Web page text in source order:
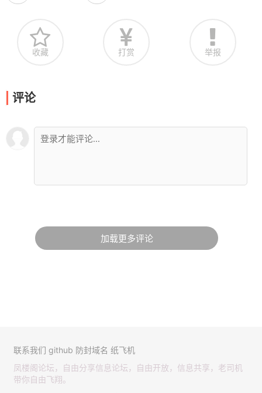
收藏 打赏 举报
评论
加载更多评论
联系我们 github 防封域名 纸飞机
凤楼阁论坛，自由分享信息论坛，自由开放，信息共享，老司机
带你自由飞翔。